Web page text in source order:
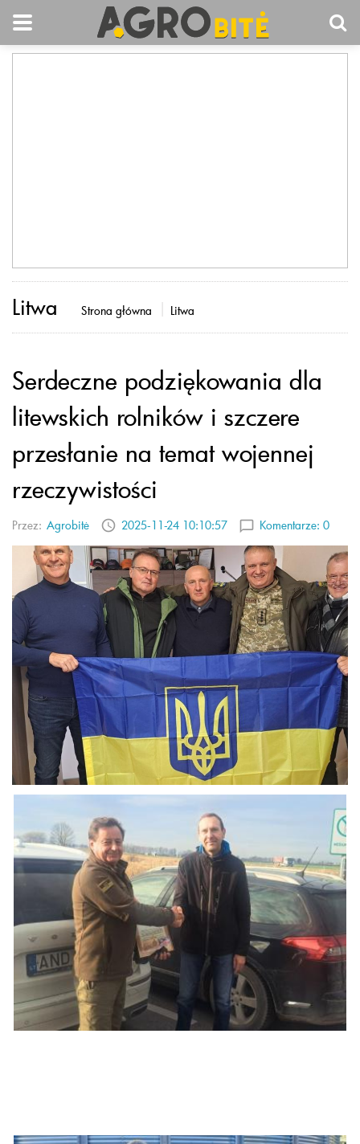
Litwa Strona główna Litwa
Serdeczne podziękowania dla
litewskich rolników i szczere
przesłanie na temat wojennej
rzeczywistości
Przez: Agrobitė 2025-11-24 10:10:57 Komentarze: 0